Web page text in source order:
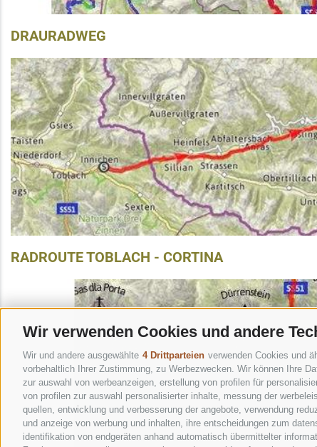
Wir verwenden Cookies und andere
Wir und andere ausgewählte 4 Drittparteien verwenden Cookies und
vorbehaltlich Ihrer Zustimmung, zu Werbezwecken. Wir können Ihre
zur auswahl von werbeanzeigen, erstellung von profilen für
von profilen zur auswahl personalisierter inhalte, messung der
quellen, entwicklung und verbesserung der angebote, verwendung
und anzeige von werbung und inhalten, ihre entscheidungen zum
identifikation von endgeräten anhand automatisch übermittelter
DRAURADWEG
RADROUTE TOBLACH - CORTINA